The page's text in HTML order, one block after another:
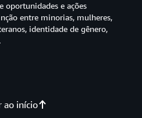
ao início
oportunidades e ações
entre minorias, mulheres,
identidade de gênero,